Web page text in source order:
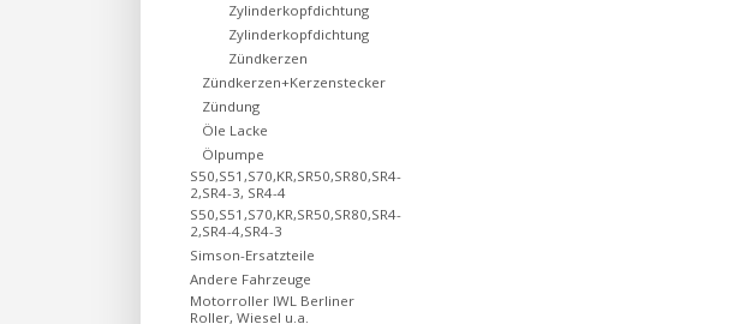
Zylinderkopfdichtung
Zylinderkopfdichtung
Zündkerzen
Zündkerzen+Kerzenstecker
Zündung
Öle Lacke
Ölpumpe
S50,S51,S70,KR,SR50,SR80,SR4-
2,SR4-3, SR4-4
S50,S51,S70,KR,SR50,SR80,SR4-
2,SR4-4,SR4-3
Simson-Ersatzteile
Andere Fahrzeuge
Motorroller IWL Berliner
Roller, Wiesel u.a.